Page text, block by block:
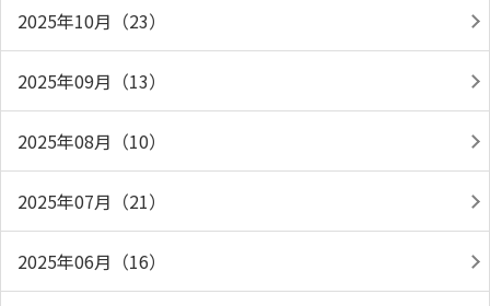
2025年10月（23）
2025年09月（13）
2025年08月（10）
2025年07月（21）
2025年06月（16）